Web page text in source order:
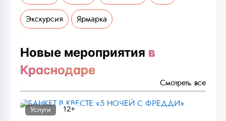
Экскурсия Ярмарка
Новые мероприятия в
Краснодаре
Смотреть все
Услуги 12+